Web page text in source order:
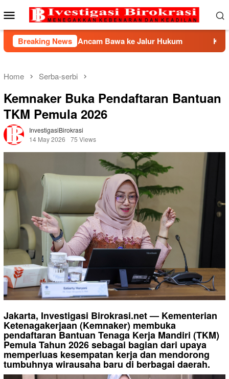
to
Mobile
Menu
Breaking News
Ancam Bawa ke Jalur Hukum Kemnaker Berhasil
Home Serba-serbi
Kemnaker Buka Pendaftaran Bantuan
TKM Pemula 2026
InvestigasiBirokrasi
14 May 2026
75 Views
Jakarta, Investigasi Birokrasi.net — Kementerian
Ketenagakerjaan (Kemnaker) membuka
pendaftaran Bantuan Tenaga Kerja Mandiri (TKM)
Pemula Tahun 2026 sebagai bagian dari upaya
memperluas kesempatan kerja dan mendorong
tumbuhnya wirausaha baru di berbagai daerah.